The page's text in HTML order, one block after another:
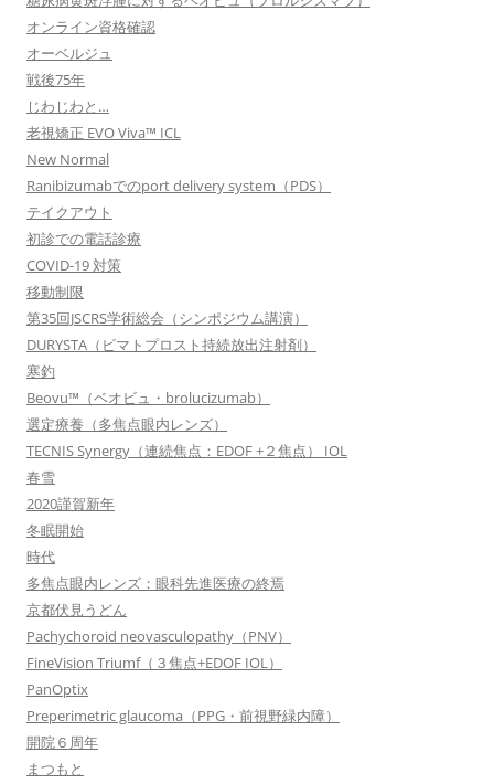
オンライン資格確認
オーベルジュ
戦後75年
じわじわと…
老視矯正 EVO Viva™ ICL
New Normal
Ranibizumabでのport delivery system（PDS）
テイクアウト
初診での電話診療
COVID-19 対策
移動制限
第35回JSCRS学術総会（シンポジウム講演）
DURYSTA（ビマトプロスト持続放出注射剤）
寒釣
Beovu™（ベオビュ・brolucizumab）
選定療養（多焦点眼内レンズ）
TECNIS Synergy（連続焦点：EDOF +２焦点） IOL
春雪
2020謹賀新年
冬眠開始
時代
多焦点眼内レンズ：眼科先進医療の終焉
京都伏見うどん
Pachychoroid neovasculopathy（PNV）
FineVision Triumf（３焦点+EDOF IOL）
PanOptix
Preperimetric glaucoma（PPG・前視野緑内障）
開院６周年
まつもと